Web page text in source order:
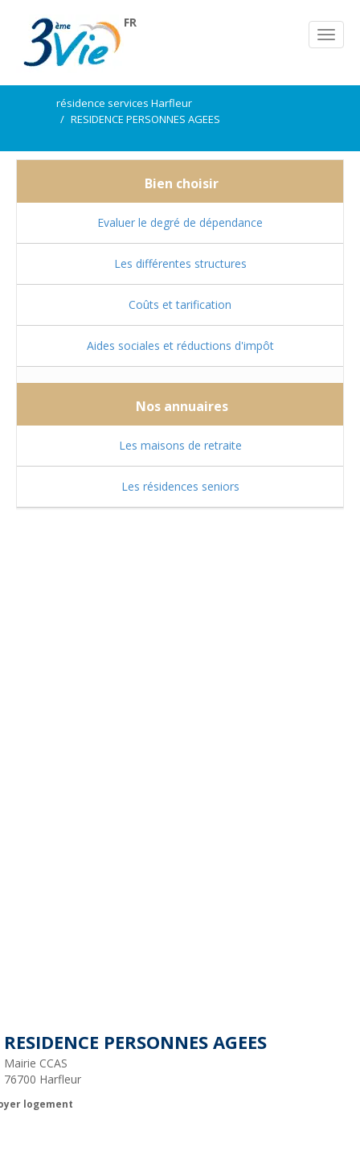
FR
résidence services Harfleur
RESIDENCE PERSONNES AGEES
Bien choisir
Evaluer le degré de dépendance
Les différentes structures
Coûts et tarification
Aides sociales et réductions d'impôt
Nos annuaires
Les maisons de retraite
Les résidences seniors
RESIDENCE PERSONNES AGEES
Mairie CCAS
76700 Harfleur
logement